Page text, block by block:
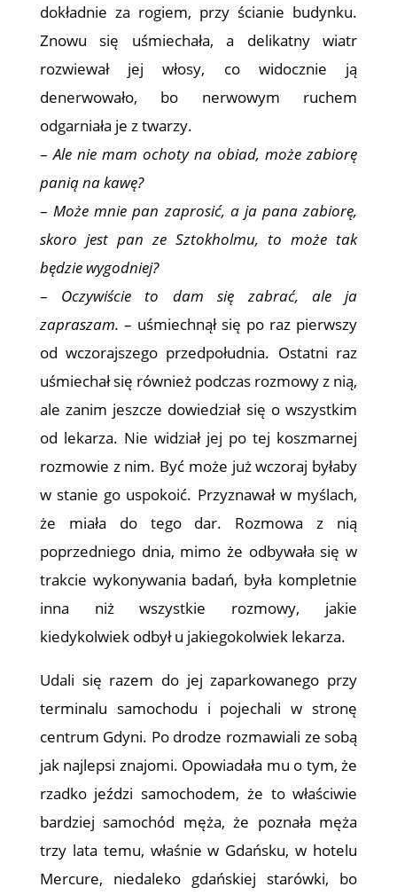
dokładnie za rogiem, przy ścianie budynku.
Znowu się uśmiechała, a delikatny wiatr
rozwiewał jej włosy, co widocznie ją
denerwowało, bo nerwowym ruchem
odgarniała je z twarzy.
–Ale nie mam ochoty na obiad, może zabiorę
panią na kawę?
– Może mnie pan zaprosić, a ja pana zabiorę,
skoro jest pan ze Sztokholmu, to może tak
będzie wygodniej?
– Oczywiście to dam się zabrać, ale ja
zapraszam. – uśmiechnął się po raz pierwszy
od wczorajszego przedpołudnia. Ostatni raz
uśmiechał się również podczas rozmowy z nią,
ale zanim jeszcze dowiedział się o wszystkim
od lekarza. Nie widział jej po tej koszmarnej
rozmowie z nim. Być może już wczoraj byłaby
w stanie go uspokoić. Przyznawał w myślach,
że miała do tego dar. Rozmowa z nią
poprzedniego dnia, mimo że odbywała się w
trakcie wykonywania badań, była kompletnie
inna niż wszystkie rozmowy, jakie
kiedykolwiek odbył u jakiegokolwiek lekarza.
Udali się razem do jej zaparkowanego przy
terminalu samochodu i pojechali w stronę
centrum Gdyni. Po drodze rozmawiali ze sobą
jak najlepsi znajomi. Opowiadała mu o tym, że
rzadko jeździ samochodem, że to właściwie
bardziej samochód męża, że poznała męża
trzy lata temu, właśnie w Gdańsku, w hotelu
Mercure, niedaleko gdańskiej starówki, bo